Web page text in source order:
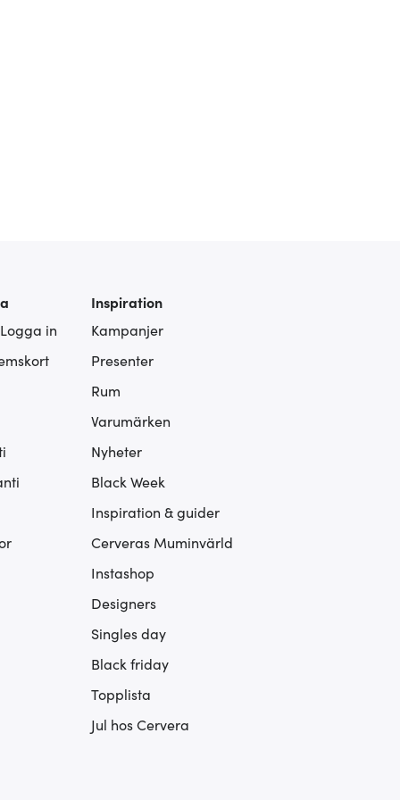
in
Inspiration
Kampanjer
Presenter
Rum
Varumärken
Nyheter
Black Week
Inspiration & guider
Cerveras Muminvärld
Instashop
Designers
Singles day
Black friday
Topplista
Jul hos Cervera